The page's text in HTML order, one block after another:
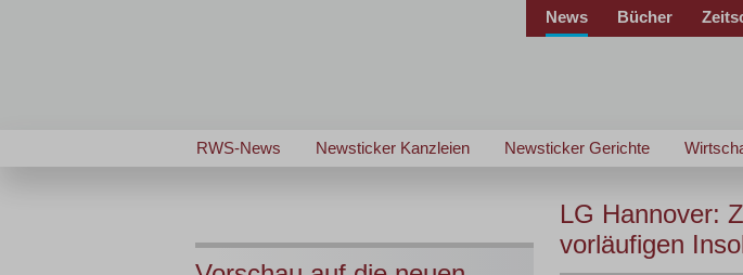
News Bücher
RWS-News Newsticker Kanzleien Newsticker Gerichte
LG Hannover:
vorläufigen